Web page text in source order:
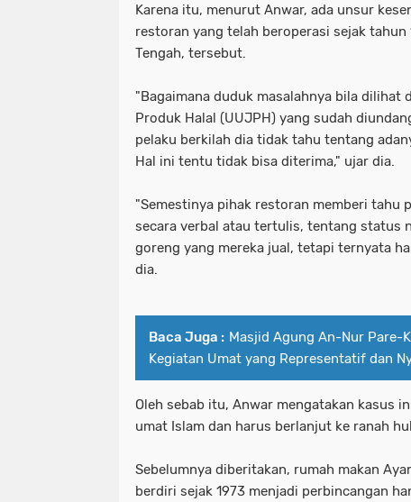
Karena itu, menurut Anwar, ada unsur
restoran yang telah beroperasi sejak tahun
Tengah, tersebut.
"Bagaimana duduk masalahnya bila dilihat
Produk Halal (UUJPH) yang sudah
pelaku berkilah dia tidak tahu tentang
Hal ini tentu tidak bisa diterima," ujar dia.
"Semestinya pihak restoran memberi tahu
secara verbal atau tertulis, tentang status
goreng yang mereka jual, tetapi ternyata
dia.
Baca Juga : Masjid Agung An-Nur Pare-
Kegiatan Umat yang Representatif dan
Oleh sebab itu, Anwar mengatakan kasus
umat Islam dan harus berlanjut ke ranah
Sebelumnya diberitakan, rumah makan
berdiri sejak 1973 menjadi perbincangan